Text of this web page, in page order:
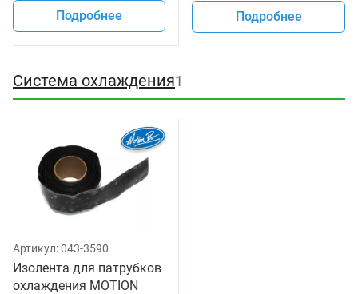
Подробнее Подробнее
Система охлаждения1
Артикул:043-3590
Изолента для патрубков
охлаждения MOTION